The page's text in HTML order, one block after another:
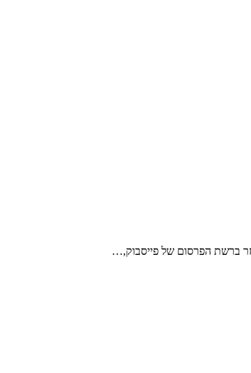
ברשת הפרסום של פייסבוק,…